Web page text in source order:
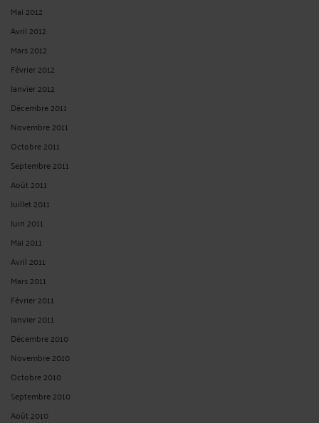
Mai 2012
Avril 2012
Mars 2012
Février 2012
Janvier 2012
Décembre 2011
Novembre 2011
Octobre 2011
Septembre 2011
Août 2011
Juillet 2011
Juin 2011
Mai 2011
Avril 2011
Mars 2011
Février 2011
Janvier 2011
Décembre 2010
Novembre 2010
Octobre 2010
Septembre 2010
Août 2010